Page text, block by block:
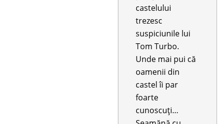
castelului
trezesc
suspiciunile lui
Tom Turbo.
Unde mai pui că
oamenii din
castel îi par
foarte
cunoscuți…